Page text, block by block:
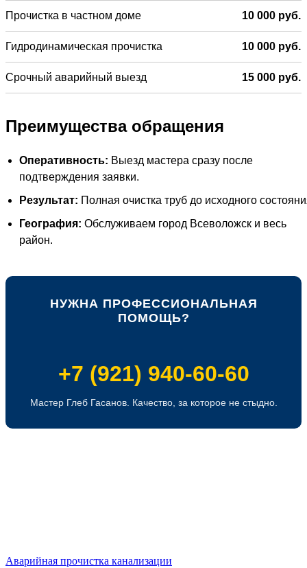
Прочистка в частном доме 10 000 руб.
Гидродинамическая прочистка 10 000 руб.
Срочный аварийный выезд 15 000 руб.
Преимущества обращения
Оперативность: Выезд мастера сразу после
подтверждения заявки.
Результат: Полная очистка труб до исходного
География: Обслуживаем город Всеволожск и весь
район.
НУЖНА ПРОФЕССИОНАЛЬНАЯ
ПОМОЩЬ?
+7 (921) 940-60-60
Мастер Глеб Гасанов. Качество, за которое не стыдно.
Аварийная прочистка канализации